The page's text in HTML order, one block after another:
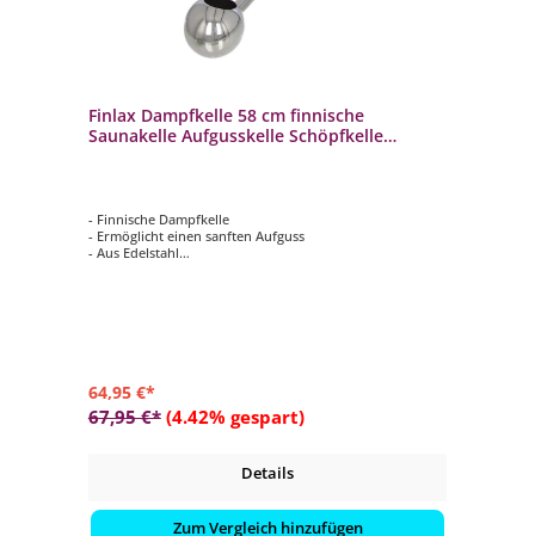
Finlax Dampfkelle 58 cm finnische
Saunakelle Aufgusskelle Schöpfkelle
- Finnische Dampfkelle
- Ermöglicht einen sanften Aufguss
- Aus Edelstahl
64,95 €*
67,95 €* (4.42% gespart)
Details
Zum Vergleich hinzufügen